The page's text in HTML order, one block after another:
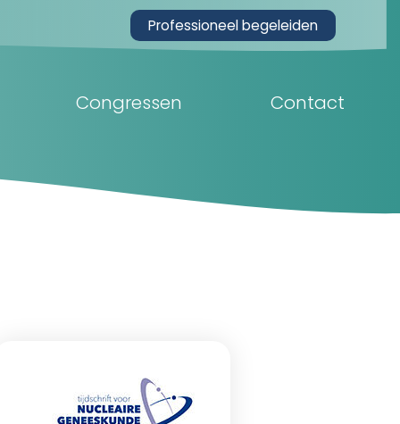
Professioneel begeleiden
Congressen Contact